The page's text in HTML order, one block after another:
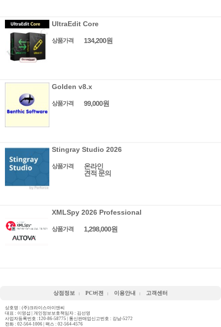
UltraEdit Core
상품가격 134,200원
Golden v8.x
상품가격 99,000원
Stingray Studio 2026
상품가격
온라인
견적 문의
XMLSpy 2026 Professional
상품가격 1,298,000원
상점정보 PC버젼 이용안내 고객센터
상호명 : (주)크라이스아이앤씨
대표 : 이영섭 | 개인정보보호책임자 : 김선영
사업자등록번호 :120-86-58775 | 통신판매업신고번호 : 강남-5272
전화 : 02-564-1006 | 팩스 : 02-564-4576